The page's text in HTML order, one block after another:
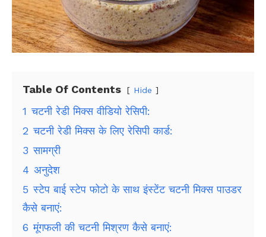
Table Of Contents Hide
1 चटनी रेडी मिक्स वीडियो रेसिपी:
2 चटनी रेडी मिक्स के लिए रेसिपी कार्ड:
3 सामग्री
4 अनुदेश
5 स्टेप बाई स्टेप फोटो के साथ इंस्टेंट चटनी मिक्स पाउडर
कैसे बनाएं:
6 मूंगफली की चटनी मिश्रण कैसे बनाएं: